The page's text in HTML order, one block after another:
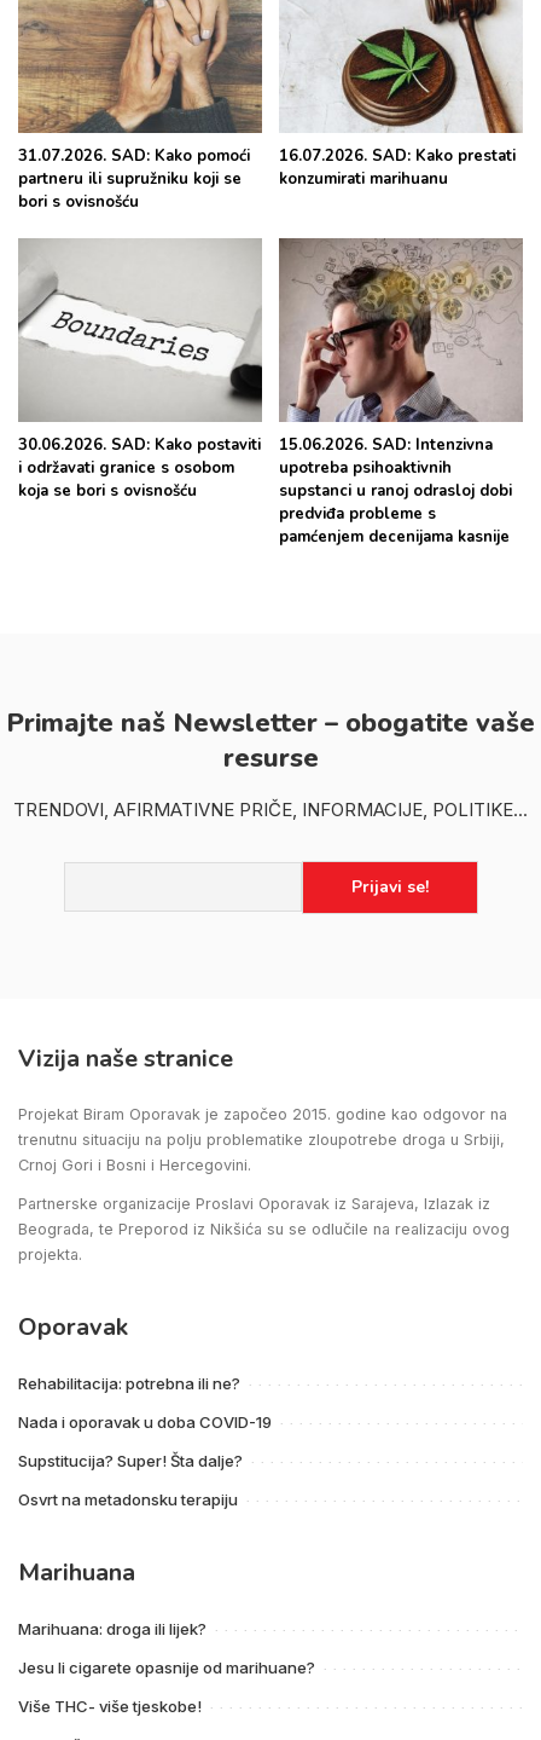
31.07.2026. SAD: Kako pomoći
partneru ili supružniku koji se
bori s ovisnošću
16.07.2026. SAD: Kako prestati
konzumirati marihuanu
30.06.2026. SAD: Kako postaviti
i održavati granice s osobom
koja se bori s ovisnošću
15.06.2026. SAD: Intenzivna
upotreba psihoaktivnih
supstanci u ranoj odrasloj dobi
predviđa probleme s
pamćenjem decenijama kasnije
Primajte naš Newsletter – obogatite vaše
resurse
TRENDOVI, AFIRMATIVNE PRIČE, INFORMACIJE, POLITIKE...
Vizija naše stranice
Projekat Biram Oporavak je započeo 2015. godine kao odgovor na
trenutnu situaciju na polju problematike zloupotrebe droga u Srbiji,
Crnoj Gori i Bosni i Hercegovini.
Partnerske organizacije Proslavi Oporavak iz Sarajeva, Izlazak iz
Beograda, te Preporod iz Nikšića su se odlučile na realizaciju ovog
projekta.
Oporavak
Rehabilitacija: potrebna ili ne?
Nada i oporavak u doba COVID-19
Supstitucija? Super! Šta dalje?
Osvrt na metadonsku terapiju
Marihuana
Marihuana: droga ili lijek?
Jesu li cigarete opasnije od marihuane?
Više THC- više tjeskobe!